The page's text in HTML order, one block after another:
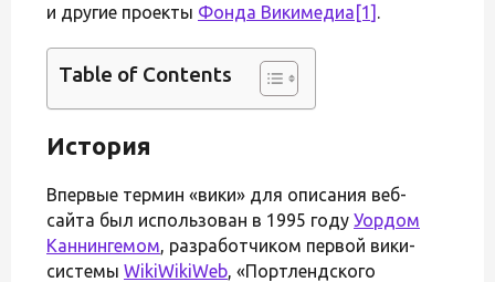
и другие проекты Фонда Викимедиа [1] .
Table of Contents
История
Впервые термин «вики» для описания веб-
сайта был использован в 1995 году Уордом
Каннингемом, разработчиком первой вики-
системы WikiWikiWeb, «Портлендского